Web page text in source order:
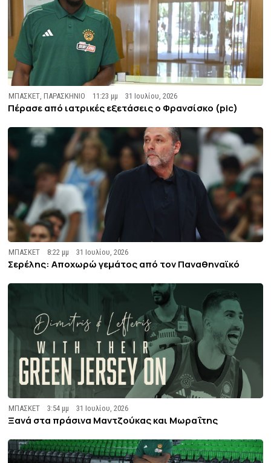
ΜΠΑΣΚΕΤ,ΠΑΡΑΣΚΗΝΙΟ 11:23 μμ 31 Ιουλίου, 2026
Πέρασε από ιατρικές εξετάσεις ο Φρανσίσκο (pic)
ΜΠΑΣΚΕΤ 8:22 μμ 31 Ιουλίου, 2026
Σερέλης: Αποχωρώ γεμάτος από τον Παναθηναϊκό
ΜΠΑΣΚΕΤ 3:54 μμ 31 Ιουλίου, 2026
Ξανά στα πράσινα Μαντζούκας και Μωραΐτης